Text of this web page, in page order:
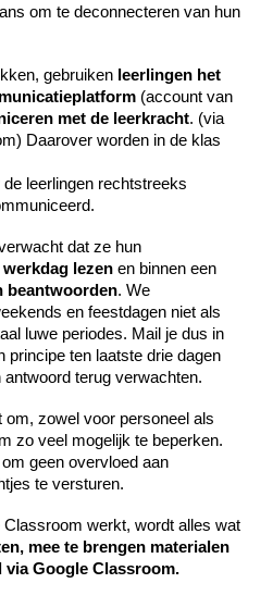
om te deconnecteren van hun
gebruiken leerlingen het
(account van
met de leerkracht. (via
Daarover worden in de klas
leerlingen rechtstreeks
dat ze hun
werkdag lezenen binnen een
beantwoorden. We
en feestdagen niet als
luwe periodes. Mail je dus in
principe ten laatste drie dagen
terug verwachten.
zowel voor personeel als
zo veel mogelijk te beperken.
om geen overvloed aan
te versturen.
werkt, wordt alles wat
mee te brengen materialen
via Google Classroom.